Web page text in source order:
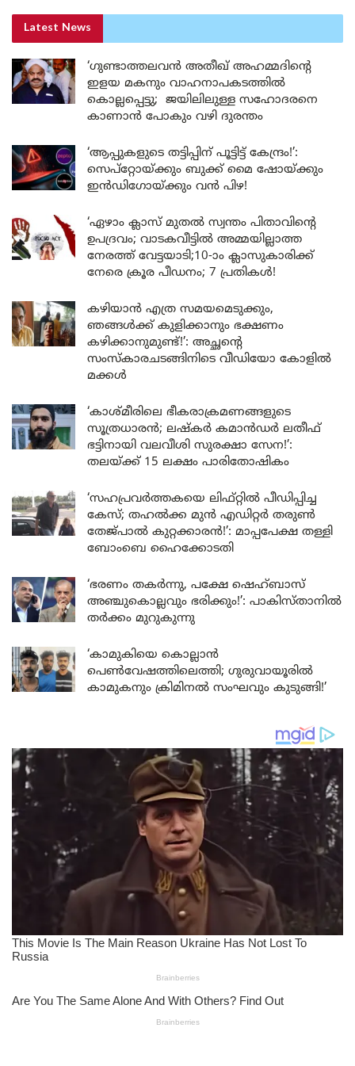
Latest News
‘ഗുണ്ടാത്തലവൻ അതീഖ് അഹമ്മദിന്റെ
ഇളയ മകനും വാഹനാപകടത്തിൽ
കൊല്ലപ്പെട്ടു; ജയിലിലുള്ള സഹോദരനെ
കാണാൻ പോകും വഴി ദുരന്തം
‘ആപ്പുകളുടെ തട്ടിപ്പിന് പൂട്ടിട്ട് കേന്ദ്രം!’:
സെപ്റ്റോയ്ക്കും ബുക്ക് മൈ ഷോയ്ക്കും
ഇൻഡിഗോയ്ക്കും വൻ പിഴ!
‘ഏഴാം ക്ലാസ് മുതൽ സ്വന്തം പിതാവിന്റെ
ഉപദ്രവം; വാടകവീട്ടിൽ അമ്മയില്ലാത്ത
നേരത്ത് വേട്ടയാടി;10-ാം ക്ലാസുകാരിക്ക്
നേരെ ക്രൂര പീഡനം; 7 പ്രതികൾ!
കഴിയാൻ എത്ര സമയമെടുക്കും,
ഞങ്ങൾക്ക് കുളിക്കാനും ഭക്ഷണം
കഴിക്കാനുമുണ്ട്!’: അച്ഛന്റെ
സംസ്കാരചടങ്ങിനിടെ വീഡിയോ കോളിൽ
മക്കൾ
‘കാശ്മീരിലെ ഭീകരാക്രമണങ്ങളുടെ
സൂത്രധാരൻ; ലഷ്കർ കമാൻഡർ ലതീഫ്
ഭട്ടിനായി വലവീശി സുരക്ഷാ സേന!’:
തലയ്ക്ക് 15 ലക്ഷം പാരിതോഷികം
‘സഹപ്രവർത്തകയെ ലിഫ്റ്റിൽ പീഡിപ്പിച്ച
കേസ്; തഹൽക്ക മുൻ എഡിറ്റർ തരുൺ
തേജ്പാൽ കുറ്റക്കാരൻ!’: മാപ്പപേക്ഷ തള്ളി
ബോംബെ ഹൈക്കോടതി
‘ഭരണം തകർന്നു, പക്ഷേ ഷെഹ്ബാസ്
അഞ്ചുകൊല്ലവും ഭരിക്കും!’: പാകിസ്താനിൽ
തർക്കം മുറുകുന്നു
‘കാമുകിയെ കൊല്ലാൻ
പെൺവേഷത്തിലെത്തി; ഗുരുവായൂരിൽ
കാമുകനും ക്രിമിനൽ സംഘവും കുടുങ്ങി!’